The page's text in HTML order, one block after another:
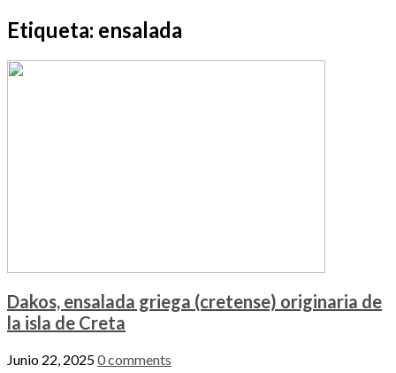
Etiqueta: ensalada
Dakos, ensalada griega (cretense) originaria de
la isla de Creta
Junio 22, 20250 comments